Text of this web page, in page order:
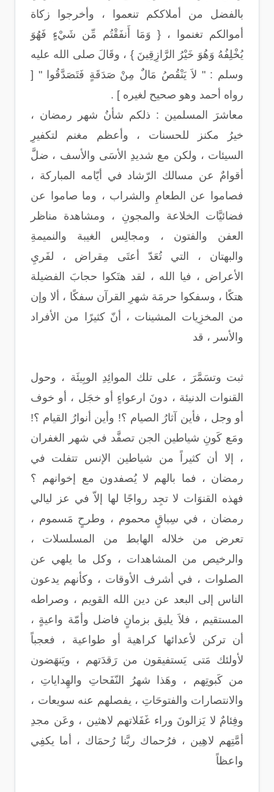
بالفضل من أملاككم تنعموا ، وأخرجوا زكاة
أموالكم تغنموا ، { وَمَا أَنفَقْتُم مِّن شَيْءٍ فَهُوَ
يُخْلِفُهُ وَهُوَ خَيْرُ الرَّازِقِينَ } ، وقَالَ صلى الله عليه
وسلم : " لاَ يَنْقُصُ مَالٌ مِنْ صَدَقَةٍ فَتَصَدَّقُوا " [
رواه أحمد وهو صحيح لغيره ] .
معاشرَ المسلمين : ذلكم شأنُ شهر رمضان ،
خيرُ مكنز للحسنات ، وأعظم مغنم لتكفيرِ
السيئات ، ولكن مع شديدِ الأسَى والأسف ، ضلَّ
أقوامٌ عن مسالك الرّشاد في أيّامه المباركة ،
فصاموا عن الطعامِ والشراب ، وما صاموا عن
فضائيَّات الخلاعة والمجونِ ، ومشاهدة مناظر
العفن والفتون ، ومجالِس الغيبة والنميمةِ
والبهتان ، التي تُعَدّ أعتَى مِقراض ، لفَريِ
الأعراض ، فيا الله ، لقد هتَكوا حجابَ الفضيلة
هتكًا ، وسفكوا حرمَة شهرِ القرآن سفكًا ، ألا وإن
من المخزِيات المشينات ، أنّ كثيرًا من الأفراد
والأسر ، قد
ثبت وتسَمَّرَ ، على تلك الموائِدِ الوبِيئَة ، وحول
القنوات الدنيئة ، دونَ ارعواءٍ أو خجَل ، أو خوف
أو وجل ، فأين آثارُ الصيام ؟! وأين أنوارُ القيام ؟!
ومَع كَونِ شياطين الجن تصفَّد في شهر الغفران
، إلا أن كثيراً من شياطين الإنس تتفلت في
رمضان ، فما بالهم لا يُصفدون مع إخوانهم ؟
فهذه القنوَات لا تجِد رواجًا لها إلاّ في عز ليالي
رمضان ، في سِباقٍ محموم ، وطرحٍ مَسموم ،
تعرض من خلاله الهابط من المسلسلات ،
والرخيص من المشاهدات ، وكل ما يلهي عن
الصلوات ، في أشرف الأوقات ، وكأنهم يدعون
الناس إلى البعد عن دين الله القويم ، وصراطه
المستقيم ، فلاَ يليق بزمانٍ فاضل وأمّة واعيةٍ ،
أن تركن لأعدائها كراهية أو طواعية ، فعجباً
لأولئك مَتى يَستفيقون من رَقدَتهم ، ويَنهَضون
من كَبوتِهم ، وهَذا شهرُ النّفَحاتِ والهِداياتِ ،
والانتصارات والفتوحَاتِ ، يفصلهم عنه سويعات ،
وفِئامٌ لا يَزالونَ وراء غَفَلاتهم لاهثين ، وعَن مجدِ
أمَّتِهم لاهِين ، فرُحماك ربَّنا رُحمَاك ، أما يكفِي
واعظاً